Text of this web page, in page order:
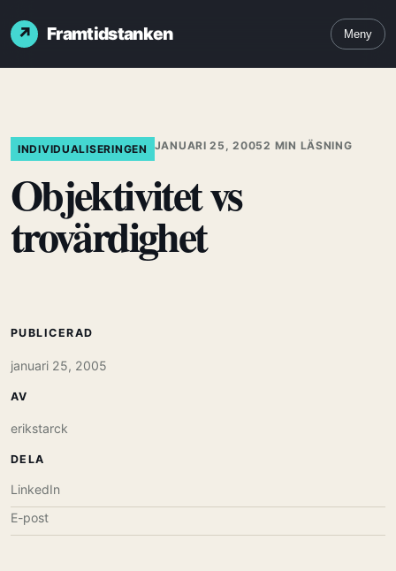
Framtidstanken Meny
INDIVIDUALISERINGEN JANUARI 25, 20052 MIN LÄSNING
Objektivitet vs
trovärdighet
PUBLICERAD
januari 25, 2005
AV
erikstarck
DELA
LinkedIn
E-post